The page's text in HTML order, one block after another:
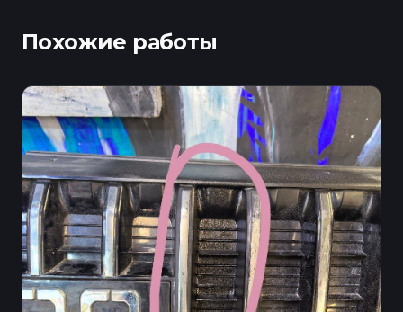
Похожие работы